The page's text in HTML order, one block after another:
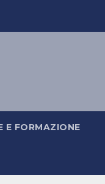
E FORMAZIONE